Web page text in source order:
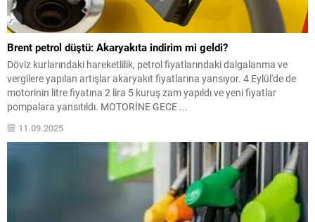
Brent petrol düştü: Akaryakıta indirim mi geldi?
Döviz kurlarındaki hareketlilik, petrol fiyatlarındaki dalgalanma ve
vergilere yapılan artışlar akaryakıt fiyatlarına yansıyor. 4 Eylül'de de
motorinin litre fiyatına 2 lira 5 kuruş zam yapıldı ve yeni fiyatlar
pompalara yansıtıldı. MOTORİNE GECE ...
11.09.2025